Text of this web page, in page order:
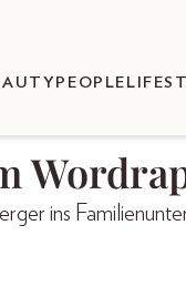
PEOPLE
ins